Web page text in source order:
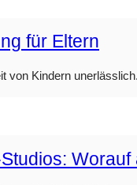
für Eltern
von Kindern
Worauf